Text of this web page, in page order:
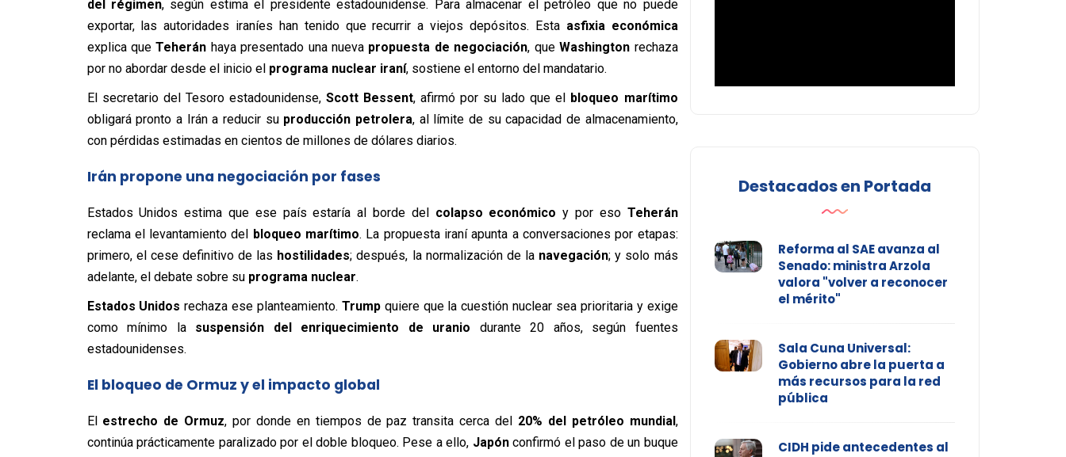
del régimen, según estima el presidente estadounidense. Para almacenar el petróleo que no puede
exportar, las autoridades iraníes han tenido que recurrir a viejos depósitos. Esta asfixia económica
explica queTeherán haya presentado una nueva propuesta de negociación, queWashington rechaza
por no abordar desde el inicio el programa nuclear iraní, sostiene el entorno del mandatario.
El secretario del Tesoro estadounidense, Scott Bessent, afirmó por su lado que el bloqueo marítimo
obligará pronto a Irán a reducir su producción petrolera, al límite de su capacidad de almacenamiento,
con pérdidas estimadas en cientos de millones de dólares diarios.
Irán propone una negociación por fases
Estados Unidos estima que ese país estaría al borde del colapso económico y por eso Teherán
reclama el levantamiento del bloqueo marítimo. La propuesta iraní apunta a conversaciones por etapas:
primero, el cese definitivo de las hostilidades; después, la normalización de la navegación; y solo más
adelante, el debate sobre su programa nuclear.
Estados Unidos rechaza ese planteamiento. Trumpquiere que la cuestión nuclear sea prioritaria y exige
como mínimo la suspensión del enriquecimiento de uranio durante 20 años, según fuentes
estadounidenses.
El bloqueo de Ormuz y el impacto global
El estrecho de Ormuz, por donde en tiempos de paz transita cerca del 20% del petróleo mundial,
continúa prácticamente paralizado por el doble bloqueo. Pese a ello, Japónconfirmó el paso de un buque
Destacados en Portada
Reforma al SAE avanza al
Senado: ministra Arzola
valora "volver a reconocer
el mérito"
Sala Cuna Universal:
Gobierno abre la puerta a
más recursos para la red
pública
CIDH pide antecedentes al